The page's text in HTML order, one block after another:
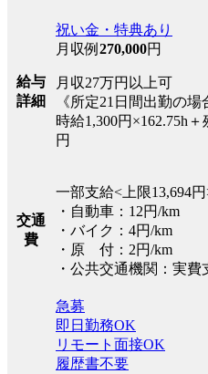
給与
詳細
祝い金・特典あり
月収例 270,000円
月収27万円以上可
《所定21日間出勤の場
時給1,300円×162.75h
円
交通
費
一部支給<上限13,694
・自動車：12円/km
・バイク：4円/km
・原 付：2円/km
・公共交通機関：実費
急募
即日勤務OK
リモート面接OK
履歴書不要